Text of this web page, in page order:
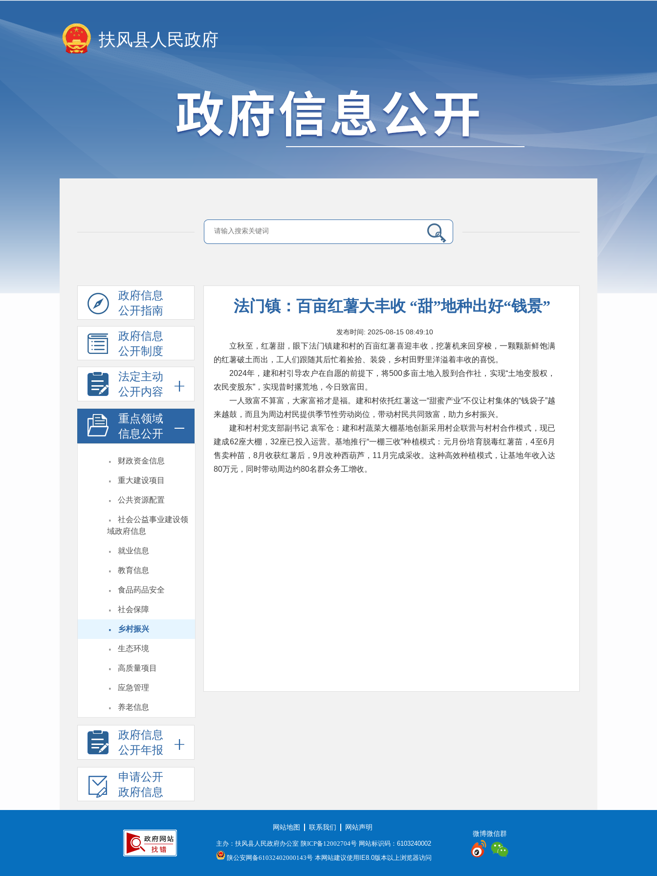
扶风县人民政府
政府信息
公开指南
政府信息
公开制度
法定主动
公开内容
重点领域
信息公开
· 财政资金信息
· 重大建设项目
· 公共资源配置
·
社会公益事业建设领
域政府信息
· 就业信息
· 教育信息
· 食品药品安全
· 社会保障
· 乡村振兴
· 生态环境
· 高质量项目
· 应急管理
· 养老信息
政府信息
公开年报
申请公开
政府信息
法门镇：百亩红薯大丰收 “甜”地种出好“钱景”
发布时间: 2025-08-15 08:49:10
立秋至，红薯甜，眼下法门镇建和村的百亩红薯喜迎丰收，挖薯机来回穿梭，一颗颗新鲜饱满
的红薯破土而出，工人们跟随其后忙着捡拾、装袋，乡村田野里洋溢着丰收的喜悦。
2024年，建和村引导农户在自愿的前提下，将500多亩土地入股到合作社，实现“土地变股权，
农民变股东”，实现昔时撂荒地，今日致富田。
一人致富不算富，大家富裕才是福。建和村依托红薯这一“甜蜜产业”不仅让村集体的“钱袋子”越
来越鼓，而且为周边村民提供季节性劳动岗位，带动村民共同致富，助力乡村振兴。
建和村村党支部副书记 袁军仓：建和村蔬菜大棚基地创新采用村企联营与村村合作模式，现已
建成62座大棚，32座已投入运营。基地推行“一棚三收”种植模式：元月份培育脱毒红薯苗，4至6月
售卖种苗，8月收获红薯后，9月改种西葫芦，11月完成采收。这种高效种植模式，让基地年收入达
80万元，同时带动周边约80名群众务工增收。
网站地图 联系我们 网站声明
主办：扶风县人民政府办公室 陕ICP备12002704号 网站标识码：6103240002
陕公安网备61032402000143号本网站建议使用IE8.0版本以上浏览器访问
微博微信群